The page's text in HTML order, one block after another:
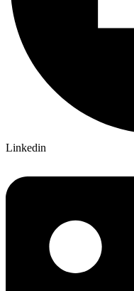
Linkedin